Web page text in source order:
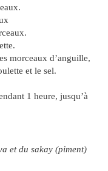
morceaux d’anguille,
et le sel.
1 heure, jusqu’à
et du sakay (piment)